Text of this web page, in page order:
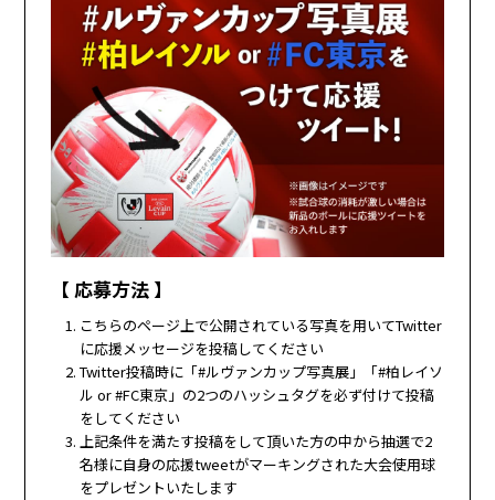
【 応募方法 】
こちらのページ上で公開されている写真を用いてTwitter
に応援メッセージを投稿してください
Twitter投稿時に「#ルヴァンカップ写真展」「#柏レイソ
ル or #FC東京」の2つのハッシュタグを必ず付けて投稿
をしてください
上記条件を満たす投稿をして頂いた方の中から抽選で2
名様に自身の応援tweetがマーキングされた大会使用球
をプレゼントいたします